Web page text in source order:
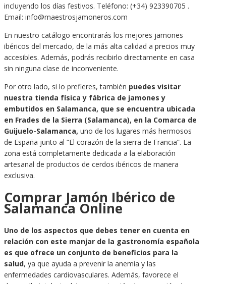
incluyendo los días festivos. Teléfono: (+34) 923390705 .
Email: info@maestrosjamoneros.com
En nuestro catálogo encontrarás los mejores jamones
ibéricos del mercado, de la más alta calidad a precios muy
accesibles. Además, podrás recibirlo directamente en casa
sin ninguna clase de inconveniente.
Por otro lado, si lo prefieres,también puedes visitar
nuestra tienda física y fábrica de jamones y
embutidos en Salamanca, que se encuentra ubicada
en Frades de la Sierra (Salamanca), en la Comarca de
Guijuelo-Salamanca, uno de los lugares más hermosos
de España junto al “El corazón de la sierra de Francia”. La
zona está completamente dedicada a la elaboración
artesanal de productos de cerdos ibéricos de manera
exclusiva.
Comprar Jamón Ibérico de
Salamanca Online
Uno de los aspectos que debes tener en cuenta en
relación con este manjar de la gastronomía española
es que ofrece un conjunto de beneficios para la
salud, ya que ayuda a prevenir la anemia y las
enfermedades cardiovasculares. Además, favorece el